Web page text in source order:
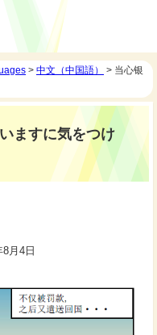
> 中文（中国語）
> 当心银
ますに気をつけ
月4日